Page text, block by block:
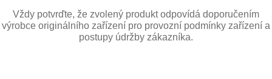
Vždy potvrďte, že zvolený produkt odpovídá doporučením
výrobce originálního zařízení pro provozní podmínky zařízení a
postupy údržby zákazníka.